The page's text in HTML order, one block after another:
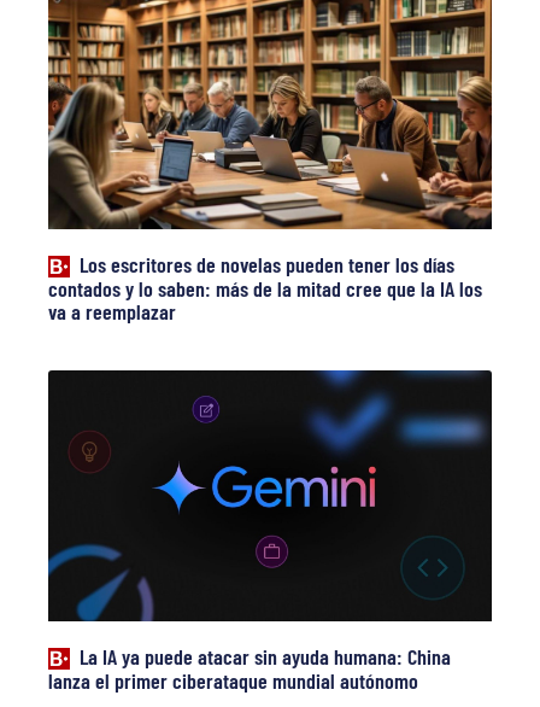
Los escritores de novelas pueden tener los días
contados y lo saben: más de la mitad cree que la IA los
va a reemplazar
La IA ya puede atacar sin ayuda humana: China
lanza el primer ciberataque mundial autónomo